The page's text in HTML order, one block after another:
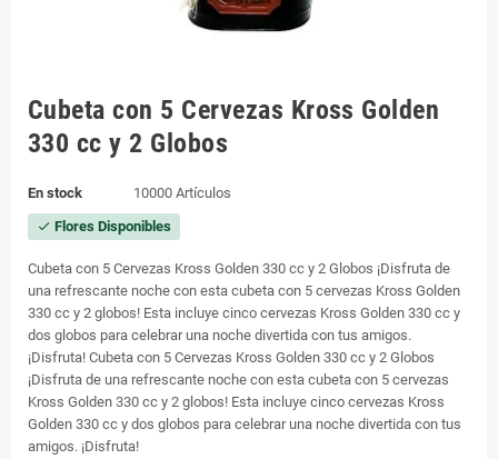
Cubeta con 5 Cervezas Kross Golden
330 cc y 2 Globos
En stock 10000 Artículos
check Flores Disponibles
Cubeta con 5 Cervezas Kross Golden 330 cc y 2 Globos ¡Disfruta de
una refrescante noche con esta cubeta con 5 cervezas Kross Golden
330 cc y 2 globos! Esta incluye cinco cervezas Kross Golden 330 cc y
dos globos para celebrar una noche divertida con tus amigos.
¡Disfruta! Cubeta con 5 Cervezas Kross Golden 330 cc y 2 Globos
¡Disfruta de una refrescante noche con esta cubeta con 5 cervezas
Kross Golden 330 cc y 2 globos! Esta incluye cinco cervezas Kross
Golden 330 cc y dos globos para celebrar una noche divertida con tus
amigos. ¡Disfruta!